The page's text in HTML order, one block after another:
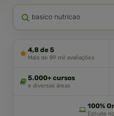
4,8 de 5
Mais de 89 mil avaliações
5.000+ cursos
e diversas áreas
100%
Estude